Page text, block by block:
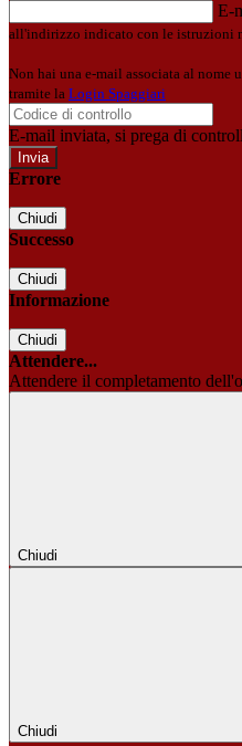
E-
all'indirizzo indicato con le istruzioni
Non hai una e-mail associata al nome
tramite la Login Spaggiari
E-mail inviata, si prega di
Errore
Chiudi
Successo
Chiudi
Informazione
Chiudi
Attendere...
Attendere il completamento
Chiudi
Chiudi